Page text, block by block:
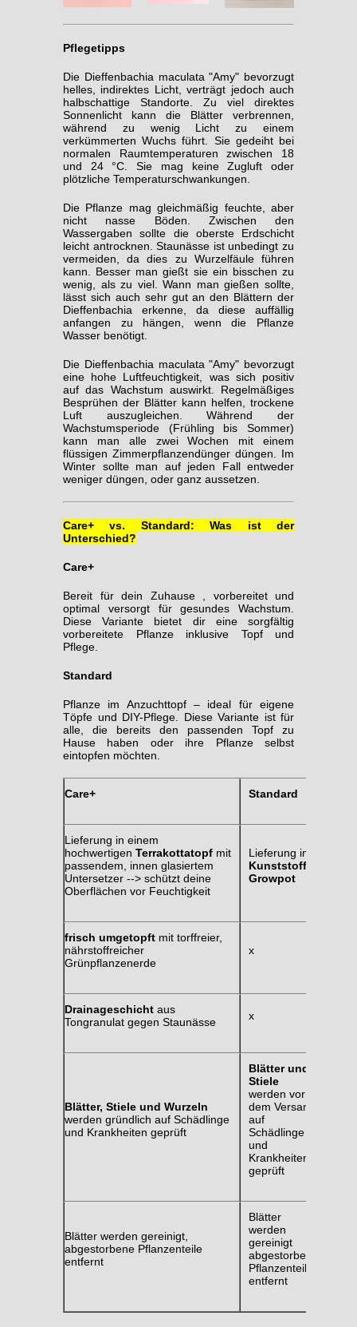
Pflegetipps
Die Dieffenbachia maculata "Amy" bevorzugt
helles, indirektes Licht, verträgt jedoch auch
halbschattige Standorte. Zu viel direktes
Sonnenlicht kann die Blätter verbrennen,
während zu wenig Licht zu einem
verkümmerten Wuchs führt. Sie gedeiht bei
normalen Raumtemperaturen zwischen 18
und 24 °C. Sie mag keine Zugluft oder
plötzliche Temperaturschwankungen.
Die Pflanze mag gleichmäßig feuchte, aber
nicht nasse Böden. Zwischen den
Wassergaben sollte die oberste Erdschicht
leicht antrocknen. Staunässe ist unbedingt zu
vermeiden, da dies zu Wurzelfäule führen
kann. Besser man gießt sie ein bisschen zu
wenig, als zu viel. Wann man gießen sollte,
lässt sich auch sehr gut an den Blättern der
Dieffenbachia erkenne, da diese auffällig
anfangen zu hängen, wenn die Pflanze
Wasser benötigt.
Die Dieffenbachia maculata "Amy" bevorzugt
eine hohe Luftfeuchtigkeit, was sich positiv
auf das Wachstum auswirkt. Regelmäßiges
Besprühen der Blätter kann helfen, trockene
Luft auszugleichen.
Während der
Wachstumsperiode (Frühling bis Sommer)
kann man alle zwei Wochen mit einem
flüssigen Zimmerpflanzendünger düngen. Im
Winter sollte man auf jeden Fall entweder
weniger düngen, oder ganz aussetzen.
Care+ vs. Standard: Was ist der
Unterschied?
Care+
Bereit für dein Zuhause , vorbereitet und
optimal versorgt für gesundes Wachstum.
Diese Variante bietet dir eine sorgfältig
vorbereitete Pflanze inklusive Topf und
Pflege.
Standard
Pflanze im Anzuchttopf – ideal für eigene
Töpfe und DIY-Pflege. Diese Variante ist für
alle, die bereits den passenden Topf zu
Hause haben oder ihre Pflanze selbst
eintopfen möchten.
Care+ Standard
Lieferung in einem
hochwertigen Terrakottatopf mit
passendem, innen glasiertem
Untersetzer --> schützt deine
Oberflächen vor Feuchtigkeit
Lieferung im
Kunststoff-
Growpot
frisch umgetopft mit torffreier,
nährstoffreicher
Grünpflanzenerde
x
Drainageschicht aus
Tongranulat gegen Staunässe
x
Blätter, Stiele und Wurzeln
werden gründlich auf Schädlinge
und Krankheiten geprüft
Blätter und
Stiele
werden vor
dem Versand
auf
Schädlinge
und
Krankheiten
geprüft
Blätter werden gereinigt,
abgestorbene Pflanzenteile
entfernt
Blätter
werden
gereinigt
abgestorbene
Pflanzenteile
entfernt